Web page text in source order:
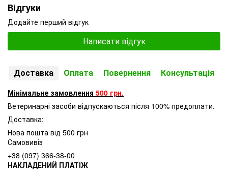
Відгуки
Додайте перший відгук
Написати відгук
Доставка Оплата Повернення Консультація
Мінімальне замовлення 500 грн.
Ветеринарні засоби відпускаються після 100% предоплати.
Доставка:
Нова пошта від 500 грн
Самовивіз
+38 (097) 366-38-00
НАКЛАДЕНИЙ ПЛАТІЖ